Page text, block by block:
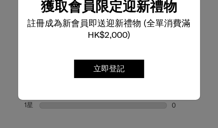
獲取會員限定迎新禮物
註冊成為新會員即送迎新禮物 (全單消費滿
HK$2,000)
立即登記
評論
評級快照
從下方選擇一行過濾評論。
0 個評論帶有 2
1星 星級
0